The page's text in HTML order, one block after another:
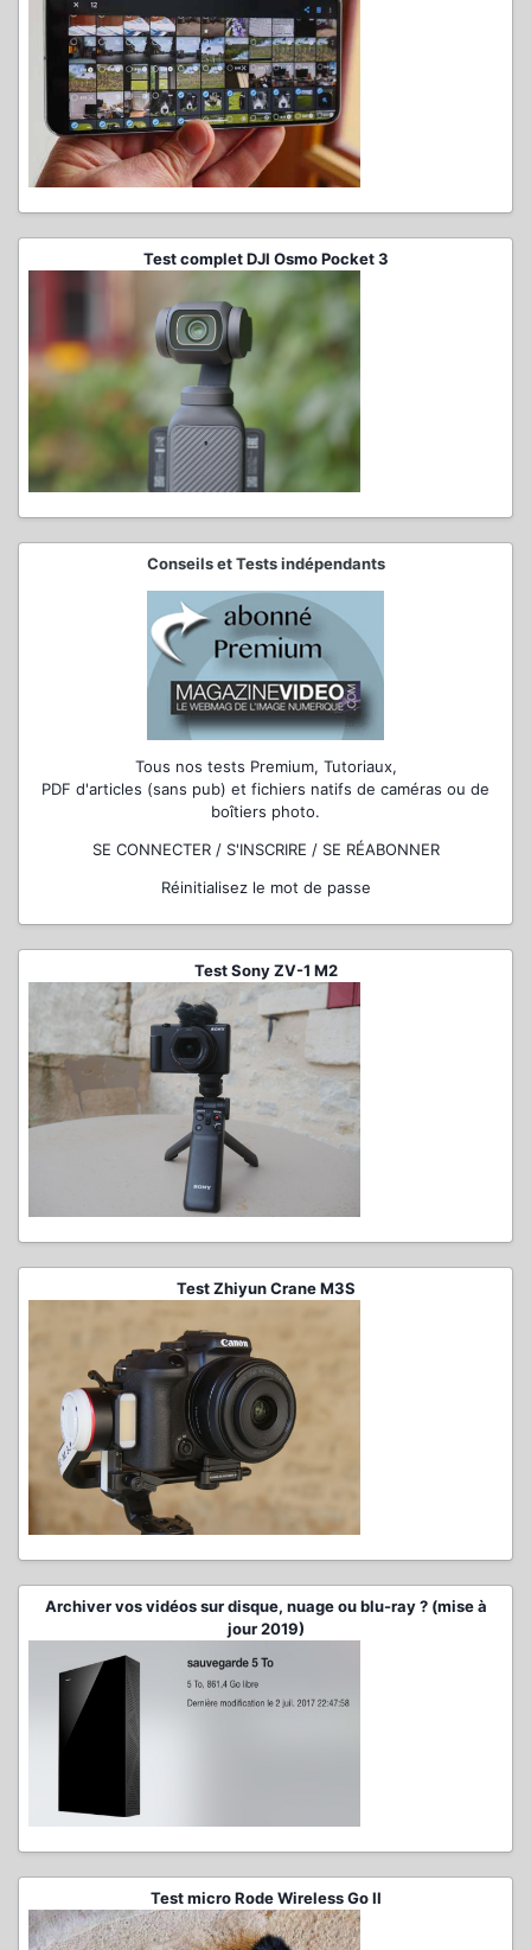
Test complet DJI Osmo Pocket 3
Conseils et Tests indépendants
Tous nos tests Premium, Tutoriaux,
PDF d'articles (sans pub) et fichiers natifs de caméras ou de
boîtiers photo.
SE CONNECTER / S'INSCRIRE / SE RÉABONNER
Réinitialisez le mot de passe
Test Sony ZV-1 M2
Test Zhiyun Crane M3S
Archiver vos vidéos sur disque, nuage ou blu-ray ? (mise à
jour 2019)
Test micro Rode Wireless Go II